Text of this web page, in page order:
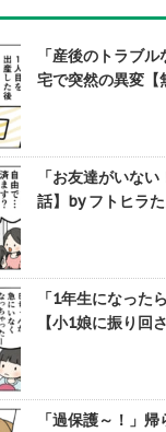
「産後のトラブ
宅で突然の異変
「お友達がいな
話】by フトヒラ
「1年生になった
【小1娘に振り回
「過保護～！」